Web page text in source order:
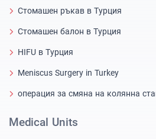
Стомашен ръкав в Турция
Стомашен балон в Турция
HIFU в Турция
Meniscus Surgery in Turkey
операция за смяна на колянна
Medical Units